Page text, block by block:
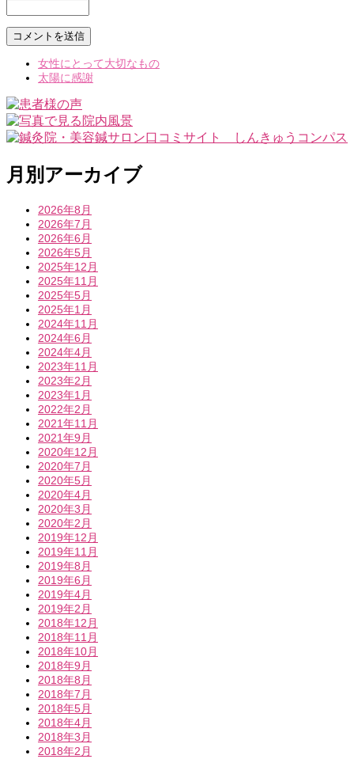
女性にとって大切なもの
太陽に感謝
月別アーカイブ
2026年8月
2026年7月
2026年6月
2026年5月
2025年12月
2025年11月
2025年5月
2025年1月
2024年11月
2024年6月
2024年4月
2023年11月
2023年2月
2023年1月
2022年2月
2021年11月
2021年9月
2020年12月
2020年7月
2020年5月
2020年4月
2020年3月
2020年2月
2019年12月
2019年11月
2019年8月
2019年6月
2019年4月
2019年2月
2018年12月
2018年11月
2018年10月
2018年9月
2018年8月
2018年7月
2018年5月
2018年4月
2018年3月
2018年2月